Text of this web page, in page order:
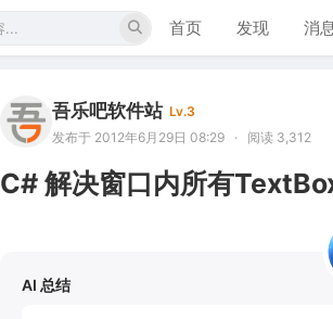
首页 发现 消息
吾乐吧软件站 Lv.3
发布于 2012年6月29日 08:29
· 阅读 3,312
C# 解决窗口内所有
AI 总结